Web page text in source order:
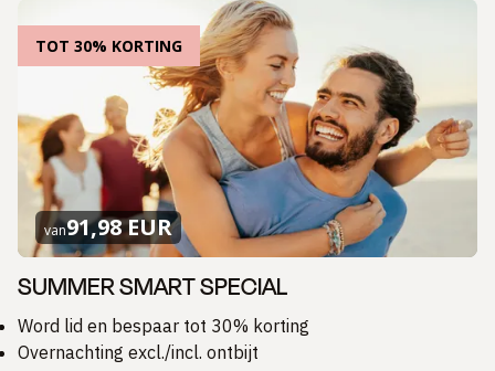
TOT 30% KORTING
van91,98 EUR
SUMMER SMART SPECIAL
Word lid en bespaar tot 30% korting
Overnachting excl./incl. ontbijt